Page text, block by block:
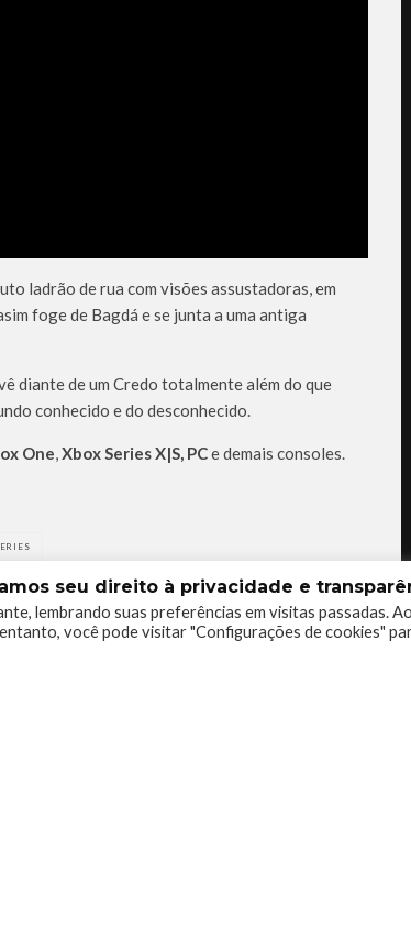
ladrão de rua com visões assustadoras, em
foge de Bagdá e se junta a uma antiga
diante de um Credo totalmente além do que
conhecido e do desconhecido.
One,Xbox Series X|S, PCe demais consoles.
seu direito à privacidade e
lembrando suas preferências em visitas passadas.
você pode visitar "Configurações de cookies"